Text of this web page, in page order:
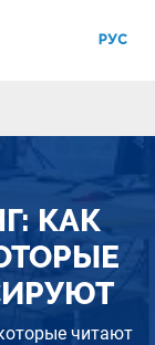
РУС
КАК
читают